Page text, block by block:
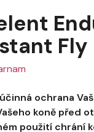
Fly
ochrana
koně před
použití chrání